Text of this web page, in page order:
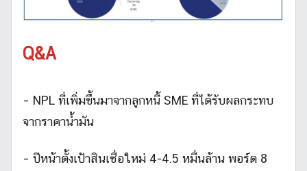
Q&A
– NPL ที่เพิ่มขึ้นมาจากลูกหนี้ SME ที่ได้รับผลกระทบ
จากราคาน้ำมัน
– ปีหน้าตั้งเป้าสินเชื่อใหม่ 4-4.5 หมื่นล้าน พอร์ต 8